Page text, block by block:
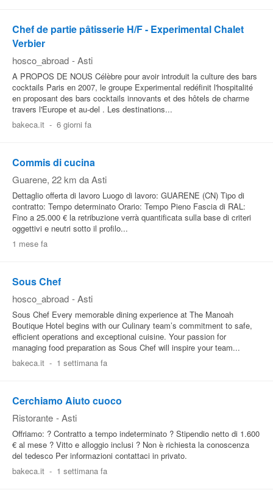
Chef de partie pâtisserie H/F - Experimental Chalet
Verbier
hosco_abroad - Asti
A PROPOS DE NOUS Célèbre pour avoir introduit la culture des bars
cocktails Paris en 2007, le groupe Experimental redéfinit l'hospitalité
en proposant des bars cocktails innovants et des hôtels de charme
travers l'Europe et au-del . Les destinations...
bakeca.it - 6 giorni fa
Commis di cucina
Guarene, 22 km da Asti
Dettaglio offerta di lavoro Luogo di lavoro: GUARENE (CN) Tipo di
contratto: Tempo determinato Orario: Tempo Pieno Fascia di RAL:
Fino a 25.000 € la retribuzione verrà quantificata sulla base di criteri
oggettivi e neutri sotto il profilo...
1 mese fa
Sous Chef
hosco_abroad - Asti
Sous Chef Every memorable dining experience at The Manoah
Boutique Hotel begins with our Culinary team’s commitment to safe,
efficient operations and exceptional cuisine. Your passion for
managing food preparation as Sous Chef will inspire your team...
bakeca.it - 1 settimana fa
Cerchiamo Aiuto cuoco
Ristorante - Asti
Offriamo: ? Contratto a tempo indeterminato ? Stipendio netto di 1.600
€ al mese ? Vitto e alloggio inclusi ? Non è richiesta la conoscenza
del tedesco Per informazioni contattaci in privato.
bakeca.it - 1 settimana fa